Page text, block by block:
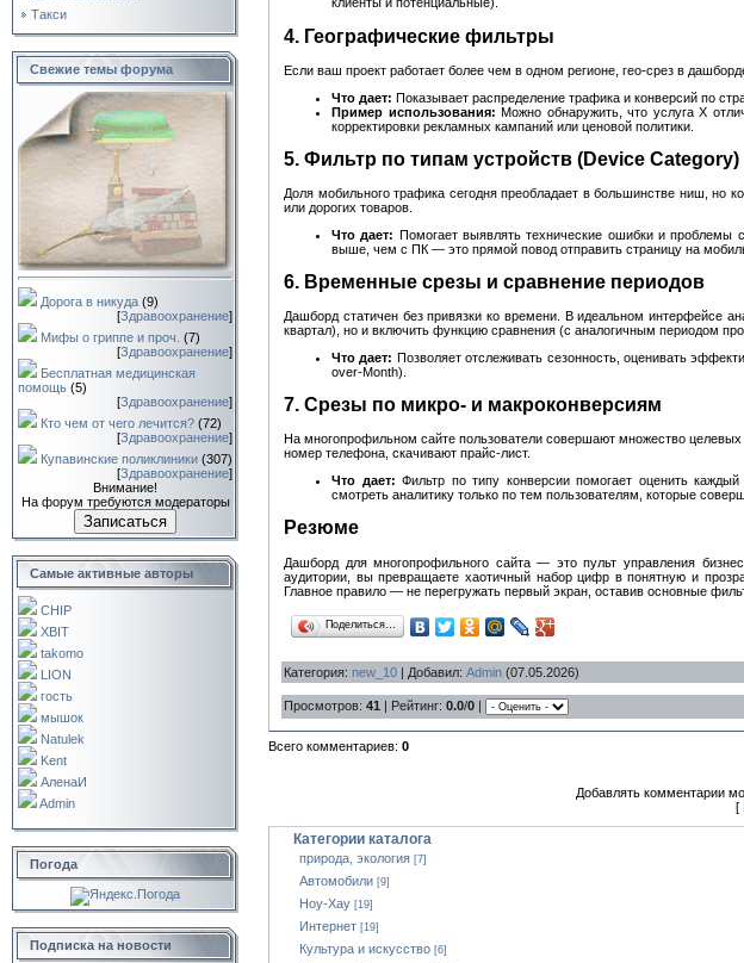
Такси
Свежие темы форума
Дорога в никуда (9)
[Здравоохранение]
Мифы о гриппе и проч. (7)
[Здравоохранение]
Бесплатная медицинская
помощь (5)
[Здравоохранение]
Кто чем от чего лечится? (72)
[Здравоохранение]
Купавинские поликлиники (307)
[Здравоохранение]
Внимание!
На форум требуются модераторы
Записаться
Самые активные авторы
CHIP
XBIT
takomo
LION
гость
мышок
Natulek
Kent
АленаИ
Admin
Погода
Подписка на новости
4. Географические фильтры
Если ваш проект работает более чем в одном регионе, гео-срез в
Что дает: Показывает распределение трафика и конверсий по
Пример использования: Можно обнаружить, что услуга X
корректировки рекламных кампаний или ценовой политики.
5. Фильтр по типам устройств (Device Category)
Доля мобильного трафика сегодня преобладает в большинстве ниш, но
или дорогих товаров.
Что дает: Помогает выявлять технические ошибки и проблемы
выше, чем с ПК — это прямой повод отправить страницу на
6. Временные срезы и сравнение периодов
Дашборд статичен без привязки ко времени. В идеальном интерфейсе
квартал), но и включить функцию сравнения (с аналогичным периодом
Что дает: Позволяет отслеживать сезонность, оценивать
over-Month).
7. Срезы по микро- и макроконверсиям
На многопрофильном сайте пользователи совершают множество
номер телефона, скачивают прайс-лист.
Что дает: Фильтр по типу конверсии помогает оценить
смотреть аналитику только по тем пользователям, которые
Резюме
Дашборд для многопрофильного сайта — это пульт управления
аудитории, вы превращаете хаотичный набор цифр в понятную и
Главное правило — не перегружать первый экран, оставив основные
Поделиться…
Категория: new_10 Добавил: Admin (07.05.2026)
Просмотров: 41 Рейтинг: 0.0/0
Всего комментариев: 0
Добавлять комментарии
[
Категории каталога
природа, экология [7]
Автомобили [9]
Ноу-Хау [19]
Интернет [19]
Культура и искусство [6]